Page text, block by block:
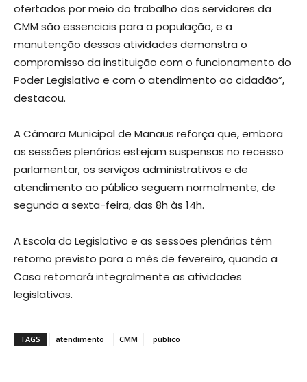
ofertados por meio do trabalho dos servidores da
CMM são essenciais para a população, e a
manutenção dessas atividades demonstra o
compromisso da instituição com o funcionamento do
Poder Legislativo e com o atendimento ao cidadão”,
destacou.
A Câmara Municipal de Manaus reforça que, embora
as sessões plenárias estejam suspensas no recesso
parlamentar, os serviços administrativos e de
atendimento ao público seguem normalmente, de
segunda a sexta-feira, das 8h às 14h.
A Escola do Legislativo e as sessões plenárias têm
retorno previsto para o mês de fevereiro, quando a
Casa retomará integralmente as atividades
legislativas.
TAGS atendimento CMM público